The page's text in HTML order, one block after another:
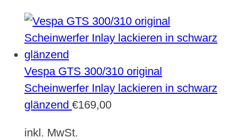
Vespa GTS 300/310 original
Scheinwerfer Inlay lackieren in schwarz
glänzend €169,00
inkl. MwSt.